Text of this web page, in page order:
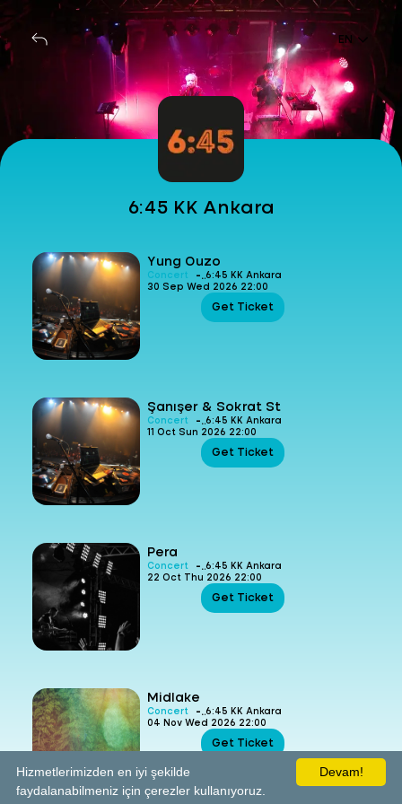
EN
6:45 KK Ankara
Yung Ouzo
Concert -6:45 KK Ankara
30 Sep Wed 2026 22:00
Get Ticket
Şanışer & Sokrat St
Concert -6:45 KK Ankara
11 Oct Sun 2026 22:00
Get Ticket
Pera
Concert -6:45 KK Ankara
22 Oct Thu 2026 22:00
Get Ticket
Midlake
Concert -6:45 KK Ankara
04 Nov Wed 2026 22:00
Get Ticket
Devam!
Hizmetlerimizden en iyi şekilde
faydalanabilmeniz için çerezler kullanıyoruz.